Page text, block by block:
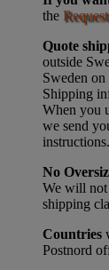
the
Quote
outside
Sweden
Shipping
When you
we send
instructions.
No
We will not
shipping
Countries
Postnord